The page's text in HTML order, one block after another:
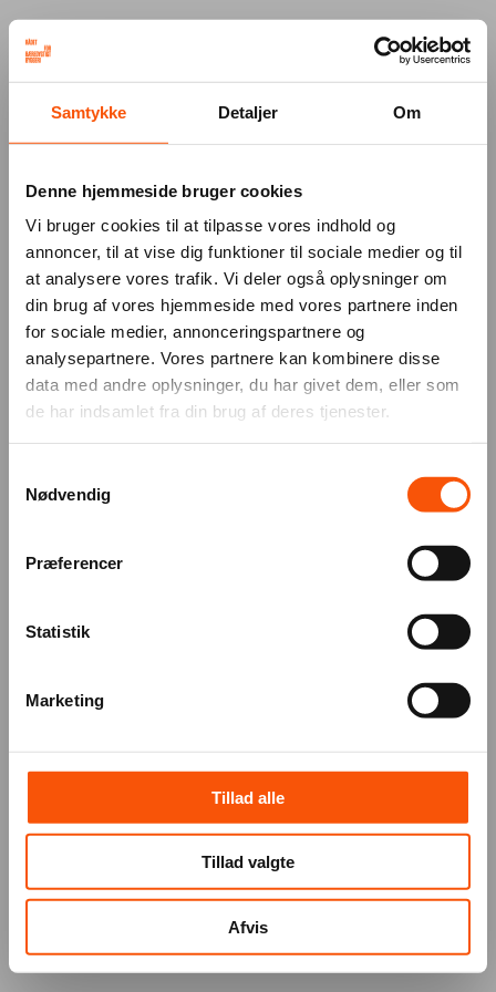
Samtykke Detaljer Om
Denne hjemmeside bruger cookies
Vi bruger cookies til at tilpasse vores indhold og
annoncer, til at vise dig funktioner til sociale medier og til
at analysere vores trafik. Vi deler også oplysninger om
din brug af vores hjemmeside med vores partnere inden
for sociale medier, annonceringspartnere og
analysepartnere. Vores partnere kan kombinere disse
data med andre oplysninger, du har givet dem, eller som
de har indsamlet fra din brug af deres tjenester.
Nødvendig
Præferencer
Statistik
Marketing
Tillad alle
Tillad valgte
Afvis
Your browser was unable to load
again in a few moments and make sure not
to use ad-blockers.